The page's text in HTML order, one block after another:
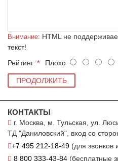
Внимание: HTML не
текст!
Рейтинг:
Плохо
ПРОДОЛЖИТЬ
КОНТАКТЫ
г. Москва, м. Тульская, ул.
ТД "Даниловский", вход со
+7 495 212-18-49 (для звонков
8 800 333-43-84 (бесплатные